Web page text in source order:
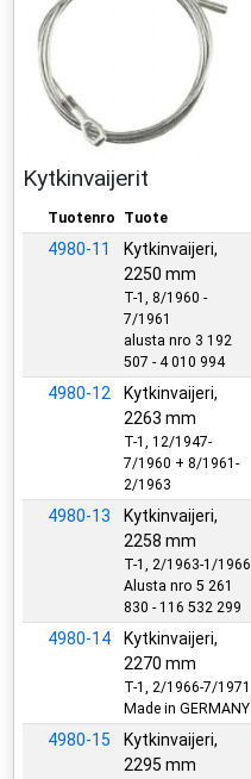
Kytkinvaijerit
Tuotenro Tuote
4980-11
Kytkinvaijeri,
2250 mm
T-1, 8/1960 -
7/1961
alusta nro 3 192
507 - 4 010 994
4980-12
Kytkinvaijeri,
2263 mm
T-1, 12/1947-
7/1960 + 8/1961-
2/1963
4980-13
Kytkinvaijeri,
2258 mm
T-1, 2/1963-1/1966
Alusta nro 5 261
830 - 116 532 299
4980-14
Kytkinvaijeri,
2270 mm
T-1, 2/1966-7/1971
Made in GERMANY
4980-15
Kytkinvaijeri,
2295 mm